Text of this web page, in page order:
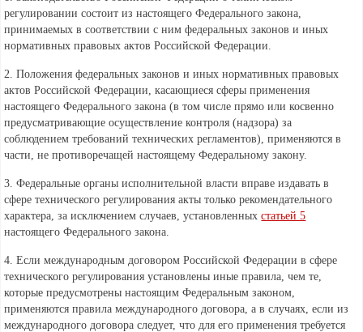
регулировании состоит из настоящего Федерального закона,
принимаемых в соответствии с ним федеральных законов и иных
нормативных правовых актов Российской Федерации.
2. Положения федеральных законов и иных нормативных правовых
актов Российской Федерации, касающиеся сферы применения
настоящего Федерального закона (в том числе прямо или косвенно
предусматривающие осуществление контроля (надзора) за
соблюдением требований технических регламентов), применяются в
части, не противоречащей настоящему Федеральному закону.
3. Федеральные органы исполнительной власти вправе издавать в
сфере технического регулирования акты только рекомендательного
характера, за исключением случаев, установленныхстатьей 5
настоящего Федерального закона.
4. Если международным договором Российской Федерации в сфере
технического регулирования установлены иные правила, чем те,
которые предусмотрены настоящим Федеральным законом,
применяются правила международного договора, а в случаях, если из
международного договора следует, что для его применения требуется